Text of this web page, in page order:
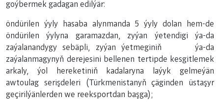
goýbermek gadagan edilýär:
öndürilen ýyly hasaba alynmanda 5 ýyly dolan hem-de
öndürilen ýylyna garamazdan, zyýan ýetendigi ýa-da
zaýalanandygy sebäpli, zyýan ýetmeginiň ýa-da
zaýalanmagynyň derejesini bellenen tertipde kesgitlemek
arkaly, ýol hereketiniň kadalaryna laýyk gelmeýän
awtoulag serişdeleri (Türkmenistanyň çäginden üstaşyr
geçirilýänlerden we reeksportdan başga);